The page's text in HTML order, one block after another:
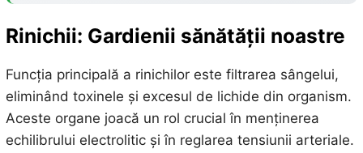
Rinichii: Gardienii sănătății noastre
Funcția principală a rinichilor este filtrarea sângelui,
eliminând toxinele și excesul de lichide din organism.
Aceste organe joacă un rol crucial în menținerea
echilibrului electrolitic și în reglarea tensiunii arteriale.